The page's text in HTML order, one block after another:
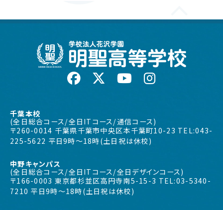
千葉本校
(全日総合コース/全日ITコース/通信コース)
〒260-0014 千葉県千葉市中央区本千葉町10-23 TEL:043-
225-5622 平日9時〜18時(土日祝は休校)
中野キャンパス
(全日総合コース/全日ITコース/全日デザインコース)
〒166-0003 東京都杉並区高円寺南5-15-3 TEL:03-5340-
7210 平日9時〜18時(土日祝は休校)